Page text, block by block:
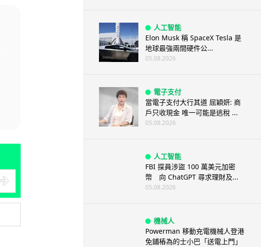
人工智能
Elon Musk 稱 SpaceX Tesla 是
地球最強兩間硬件公...
05.08.2026
電子支付
當電子支付大行其道 屈穎妍: 商
戶只收現金 唯一可能是逃稅 ...
05.08.2026
人工智能
FBI 探員涉盜 100 萬美元加密
幣 向 ChatGPT 尋求理財及...
05.08.2026
機械人
Powerman 移動充電機械人登港
免鋪樁為的士小巴「送電上門」